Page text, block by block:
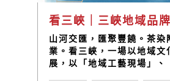
看三峽｜三峽地域品牌
山河交匯，匯聚豐饒。茶染
業。看三峽，一場以地域文
展，以「地域工藝現場」、